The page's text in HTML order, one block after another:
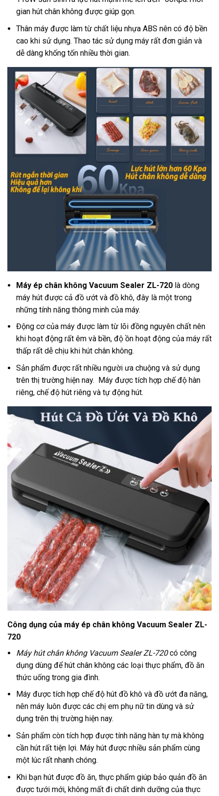
gian hút chân không được giúp gọn.
Thân máy được làm từ chất liệu nhựa ABS nên có độ bền
cao khi sử dụng. Thao tác sử dụng máy rất đơn giản và
dễ dàng khống tốn nhiều thời gian.
Máy ép chân không Vacuum Sealer ZL-720 là dòng
máy hút được cả đồ ướt và đồ khô, đây là một trong
những tính năng thông minh của máy.
Động cơ của máy được làm từ lõi đồng nguyên chất nên
khi hoạt động rất êm và bền, độ ồn hoạt động của máy rất
thấp rất dễ chịu khi hút chân không.
Sản phẩm được rất nhiều người ưa chuộng và sử dụng
trên thị trường hiện nay. Máy được tích hợp chế độ hàn
riêng, chế độ hút riêng và tự động hút.
Công dụng của máy ép chân không Vacuum Sealer ZL-
720
Máy hút chân không Vacuum Sealer ZL-720có công
dụng dùng để hút chân không các loại thực phẩm, đồ ăn
thức uống trong gia đình.
Máy được tích hợp chế độ hút đồ khô và đồ ướt đa năng,
nên máy luôn được các chị em phụ nữ tin dùng và sử
dụng trên thị trường hiện nay.
Sản phẩm còn tích hợp được tính năng hàn tự mà không
cần hút rất tiện lợi. Máy hút được nhiều sản phẩm cùng
một lúc rất nhanh chóng.
Khi bạn hút được đồ ăn, thực phẩm giúp bảo quản đồ ăn
được tưới mới, không mất đi chất dinh dưỡng của thực